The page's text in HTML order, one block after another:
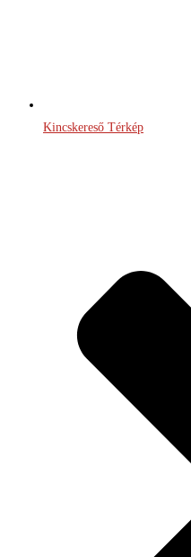
Kincskereső Térkép